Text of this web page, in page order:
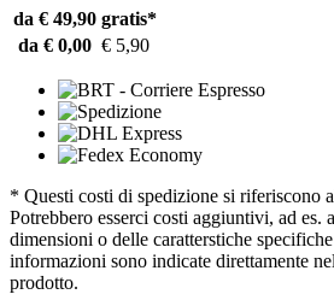
da € 49,90 gratis*
da € 0,00 € 5,90
* Questi costi di spedizione si riferiscono
Potrebbero esserci costi aggiuntivi, ad es.
dimensioni o delle caratterstiche
informazioni sono indicate direttamente
prodotto.